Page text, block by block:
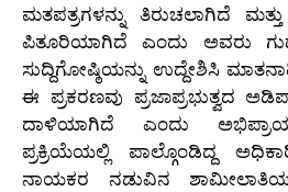
ಮತಪತ್ರಗಳನ್ನು ತಿರುಚಲಾಗಿದೆ
ಪಿತೂರಿಯಾಗಿದೆ ಎಂದು ಅವರು
ಸುದ್ದಿಗೋಷ್ಠಿಯನ್ನು ಉದ್ದೇಶಿಸಿ
ಈ ಪ್ರಕರಣವು ಪ್ರಜಾಪ್ರಭುತ್ವದ
ದಾಳಿಯಾಗಿದೆ ಎಂದು
ಪ್ರಕ್ರಿಯೆಯಲ್ಲಿ ಪಾಲ್ಗೊಂಡಿದ್ದ
ನಾಯಕರ ನಡುವಿನ